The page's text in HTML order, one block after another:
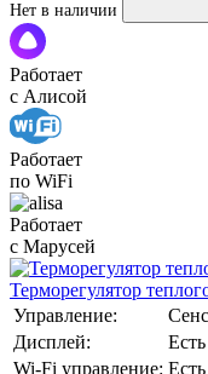
Нет в наличии
Работает
с Алисой
Работает
по WiFi
Работает
с Марусей
Терморегулятор
Управление:
Дисплей:
Есть
Wi-Fi управление: Есть